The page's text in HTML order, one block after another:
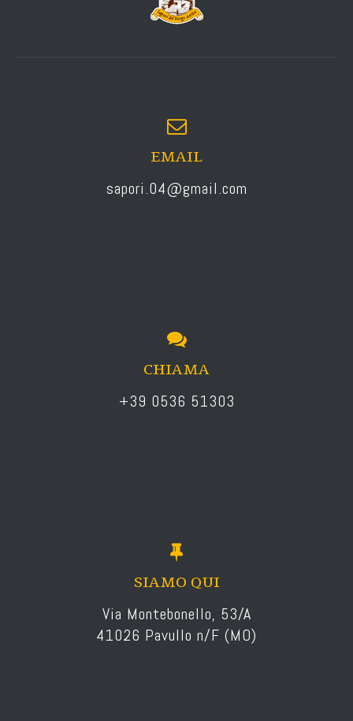
EMAIL
sapori.04@gmail.com
CHIAMA
+39 0536 51303
SIAMO QUI
Via Montebonello, 53/A
41026 Pavullo n/F (MO)